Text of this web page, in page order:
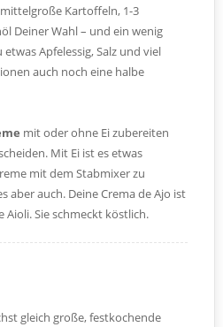
Kartoffeln, 1-3
Deiner Wahl – und ein wenig
Apfelessig, Salz und viel
auch noch eine halbe
mit oder ohne Ei zubereiten
Mit Ei ist es etwas
mit dem Stabmixer zu
aber auch. Deine Crema de Ajo ist
Sie schmeckt köstlich.
gleich große, festkochende